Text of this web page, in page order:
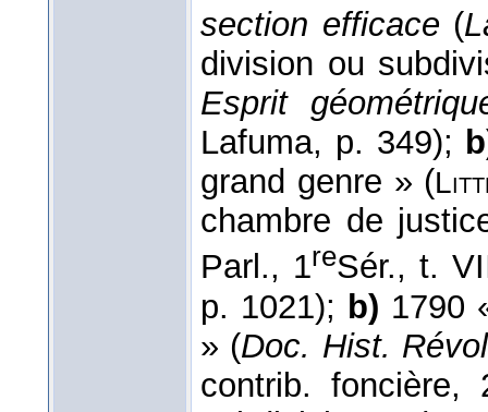
section efficace (
division ou
Esprit
Lafuma, p. 349);
grand genre » (
chambre de
Parl., 1reSér., t.
p. 1021); b) 1790
» (Doc. Hist.
contrib.